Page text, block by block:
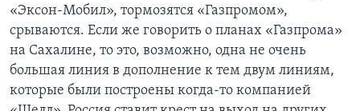
«Эксон-Мобил», тормозятся «Газпромом»,
срываются. Если же говорить о планах «Газпрома»
на Сахалине, то это, возможно, одна не очень
большая линия в дополнение к тем двум линиям,
которые были построены когда-то компанией